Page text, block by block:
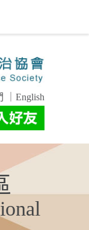
English